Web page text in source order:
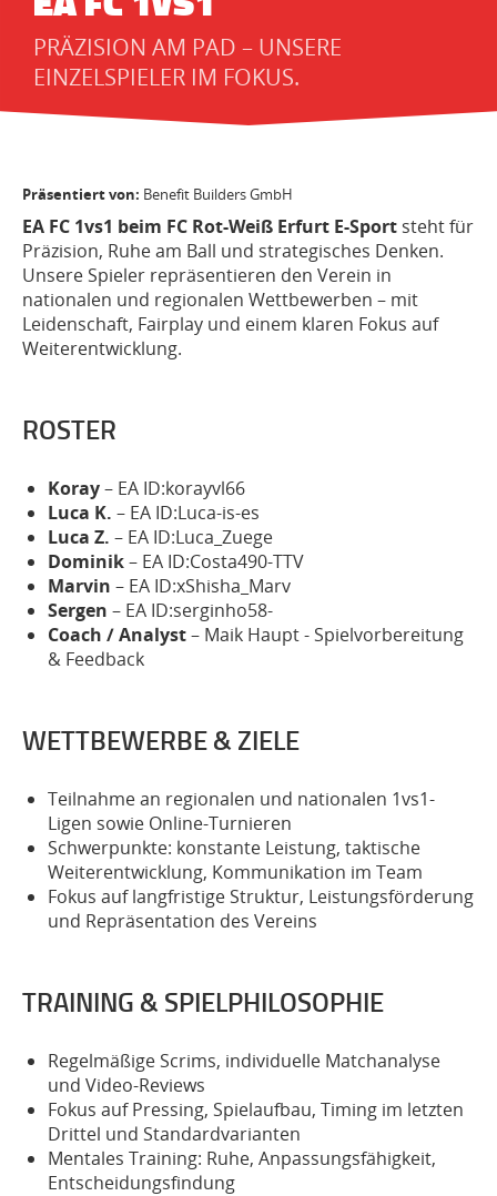
PRÄZISION AM PAD – UNSERE
EINZELSPIELER IM FOKUS.
Präsentiert von: Benefit Builders GmbH
EA FC 1vs1 beim FC Rot-Weiß Erfurt E-Sport steht für
Präzision, Ruhe am Ball und strategisches Denken.
Unsere Spieler repräsentieren den Verein in
nationalen und regionalen Wettbewerben – mit
Leidenschaft, Fairplay und einem klaren Fokus auf
Weiterentwicklung.
ROSTER
Koray– EA ID:korayvl66
Luca K. – EA ID:Luca-is-es
Luca Z. – EA ID:Luca_Zuege
Dominik– EA ID:Costa490-TTV
Marvin – EA ID:xShisha_Marv
Sergen – EA ID:serginho58-
Coach / Analyst– Maik Haupt - Spielvorbereitung
& Feedback
WETTBEWERBE & ZIELE
Teilnahme an regionalen und nationalen 1vs1-
Ligen sowie Online-Turnieren
Schwerpunkte: konstante Leistung, taktische
Weiterentwicklung, Kommunikation im Team
Fokus auf langfristige Struktur, Leistungsförderung
und Repräsentation des Vereins
TRAINING & SPIELPHILOSOPHIE
Regelmäßige Scrims, individuelle Matchanalyse
und Video-Reviews
Fokus auf Pressing, Spielaufbau, Timing im letzten
Drittel und Standardvarianten
Mentales Training: Ruhe, Anpassungsfähigkeit,
Entscheidungsfindung